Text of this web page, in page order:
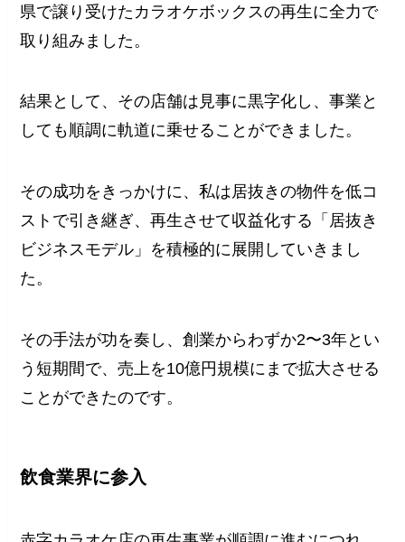
県で譲り受けたカラオケボックスの再生に全力で
取り組みました。
結果として、その店舗は見事に黒字化し、事業と
しても順調に軌道に乗せることができました。
その成功をきっかけに、私は居抜きの物件を低コ
ストで引き継ぎ、再生させて収益化する「居抜き
ビジネスモデル」を積極的に展開していきまし
た。
その手法が功を奏し、創業からわずか2〜3年とい
う短期間で、売上を10億円規模にまで拡大させる
ことができたのです。
飲食業界に参入